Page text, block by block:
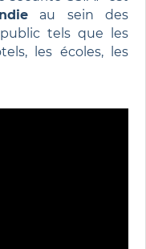
au sein des
tels que les
les écoles, les